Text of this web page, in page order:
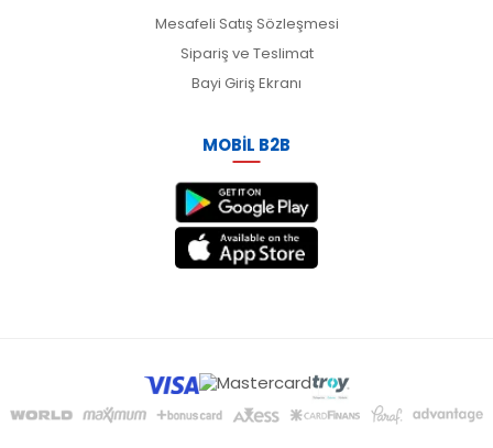
Mesafeli Satış Sözleşmesi
Sipariş ve Teslimat
Bayi Giriş Ekranı
MOBİL B2B